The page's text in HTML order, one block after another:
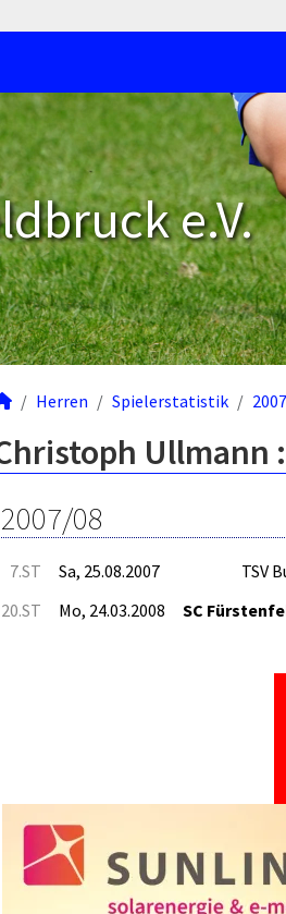
e.V.
Herren Spielerstatistik
Ullmann
2007/08
7.ST Sa, 25.08.2007 TSV
20.ST Mo, 24.03.2008 SC